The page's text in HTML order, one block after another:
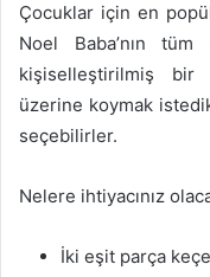
Çocuklar için en
Noel Baba’nın
kişiselleştirilmiş bir
üzerine koymak
seçebilirler.
Nelere ihtiyacınız
İki eşit parça keçe